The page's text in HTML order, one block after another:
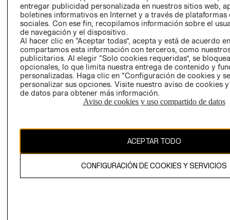
Ecuador ($)
CAMBIAR REGIÓN
propiedad de H&M Hennes & Mauritz AB.
entregar publicidad personalizada en nuestros sitios web,
boletines informativos en Internet y a través de plataformas
sociales. Con ese fin, recopilamos información sobre el
de navegación y el dispositivo.
Al hacer clic en “Aceptar todas”, acepta y está de acuerdo
compartamos esta información con terceros, como
publicitarios. Al elegir “Solo cookies requeridas”, se
opcionales, lo que limita nuestra entrega de contenido y
personalizadas. Haga clic en “Configuración de cookies y
personalizar sus opciones. Visite nuestro aviso de cookies
de datos para obtener más información.
Aviso de cookies y uso compartido de datos
ACEPTAR TODO
CONFIGURACIÓN DE COOKIES Y SERVICIOS